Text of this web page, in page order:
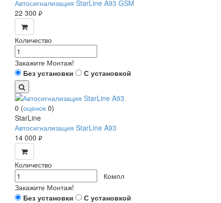
Автосигнализация StarLine A93 GSM
22 300 руб.
Количество
Закажите Монтаж!
Без установки
С установкой
0 (оценок 0)
StarLine
Автосигнализация StarLine A93
14 000 руб.
Количество
Компл
Закажите Монтаж!
Без установки
С установкой